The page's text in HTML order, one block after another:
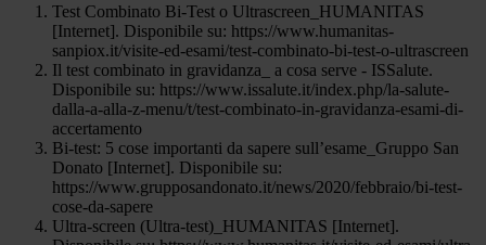
Test Combinato Bi-Test o Ultrascreen_HUMANITAS
[Internet]. Disponibile su: https://www.humanitas-
sanpiox.it/visite-ed-esami/test-combinato-bi-test-o-ultrascreen
Il test combinato in gravidanza_ a cosa serve - ISSalute.
Disponibile su: https://www.issalute.it/index.php/la-salute-
dalla-a-alla-z-menu/t/test-combinato-in-gravidanza-esami-di-
accertamento
Bi-test: 5 cose importanti da sapere sull’esame_Gruppo San
Donato [Internet]. Disponibile su:
https://www.grupposandonato.it/news/2020/febbraio/bi-test-
cose-da-sapere
Ultra-screen (Ultra-test)_HUMANITAS [Internet].